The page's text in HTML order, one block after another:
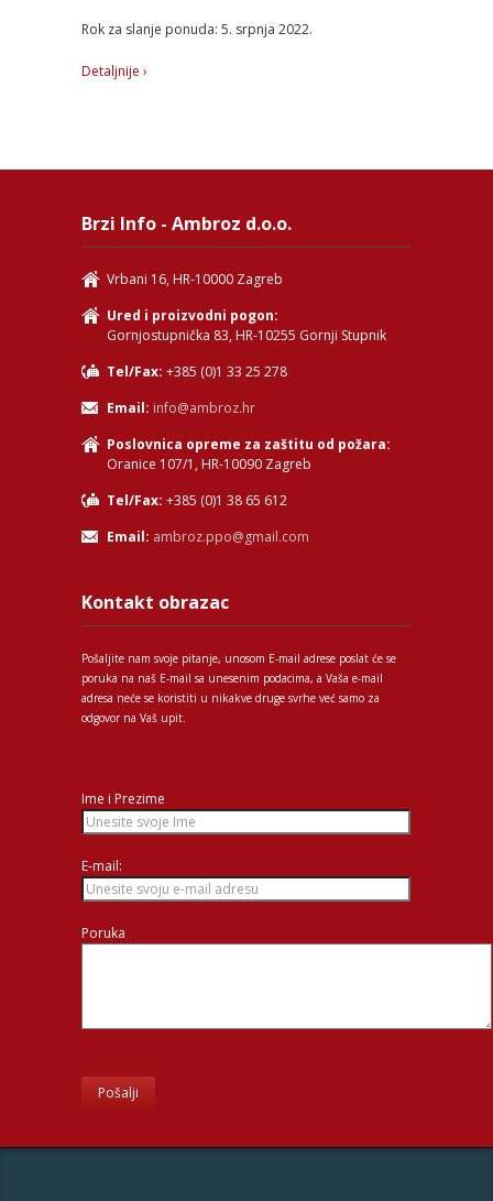
Rok za slanje ponuda: 5. srpnja 2022.
Detaljnije ›
Brzi Info - Ambroz d.o.o.
Vrbani 16, HR-10000 Zagreb
Ured i proizvodni pogon:
Gornjostupnička 83, HR-10255 Gornji Stupnik
Tel/Fax: +385 (0)1 33 25 278
Email: info@ambroz.hr
Poslovnica opreme za zaštitu od požara:
Oranice 107/1, HR-10090 Zagreb
Tel/Fax: +385 (0)1 38 65 612
Email: ambroz.ppo@gmail.com
Kontakt obrazac
Pošaljite nam svoje pitanje, unosom E-mail adrese poslat će se
poruka na naš E-mail sa unesenim podacima, a Vaša e-mail
adresa neće se koristiti u nikakve druge svrhe već samo za
odgovor na Vaš upit.
Ime i Prezime
E-mail:
Poruka